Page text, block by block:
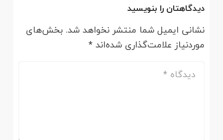
دیدگاهتان را بنویسید
نشانی ایمیل شما منتشر نخواهد شد. بخش‌های
موردنیاز علامت‌گذاری شده‌اند*